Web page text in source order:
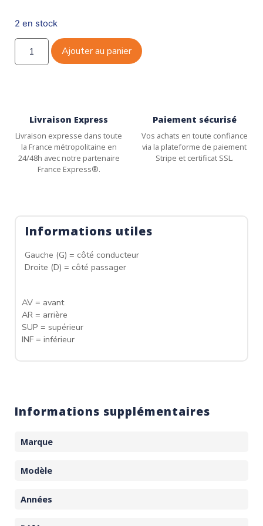
2 en stock
Ajouter au panier
Livraison Express
Livraison expresse dans toute
la France métropolitaine en
24/48h avec notre partenaire
France Express®.
Paiement sécurisé
Vos achats en toute confiance
via la plateforme de paiement
Stripe et certificat SSL.
Informations utiles
Gauche (G) = côté conducteur
Droite (D) = côté passager
AV = avant
AR = arrière
SUP = supérieur
INF = inférieur
Informations supplémentaires
Marque
Modèle
Années